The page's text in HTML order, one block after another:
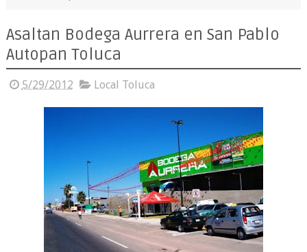
Asaltan Bodega Aurrera en San Pablo
Autopan Toluca
5/29/2012 Local Toluca